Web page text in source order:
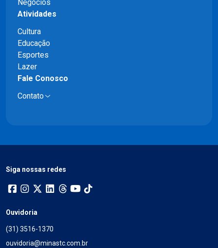
Negócios
Atividades
Cultura
Educação
Esportes
Lazer
Fale Conosco
Contato
Siga nossas redes
Ouvidoria
(31) 3516-1370
ouvidoria@minastc.com.br